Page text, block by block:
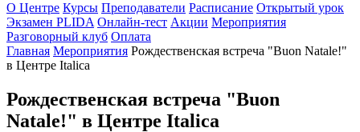
О Центре Курсы Преподаватели Расписание Открытый урок
Экзамен PLIDA Онлайн-тест Акции Мероприятия
Разговорный клуб Оплата
Главная Мероприятия Рождественская встреча "Buon Natale!"
в Центре Italica
Рождественская встреча "Buon
Natale!" в Центре Italica